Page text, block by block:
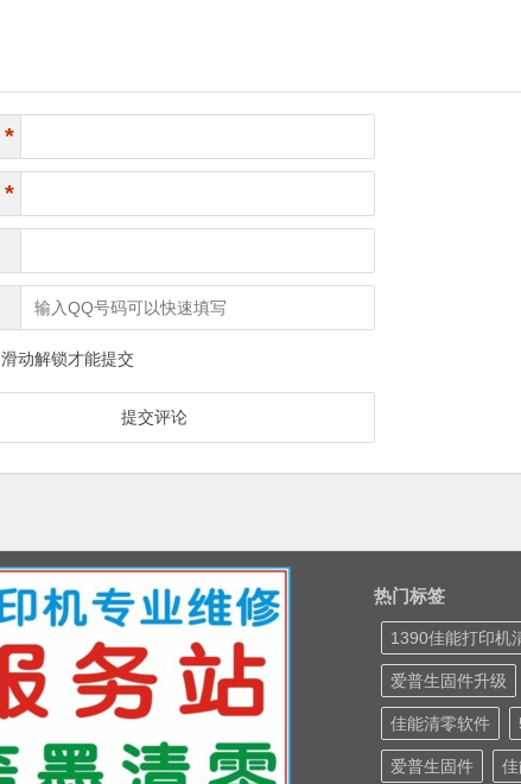
*
*
滑动解锁才能提交
热门标签
1390佳能打印机
爱普生固件升级
佳能清零软件
爱普生固件